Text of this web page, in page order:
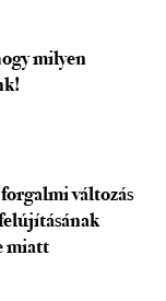
milyen
változás
miatt